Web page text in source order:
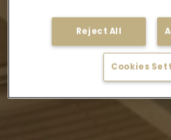
Reject All
Cookies